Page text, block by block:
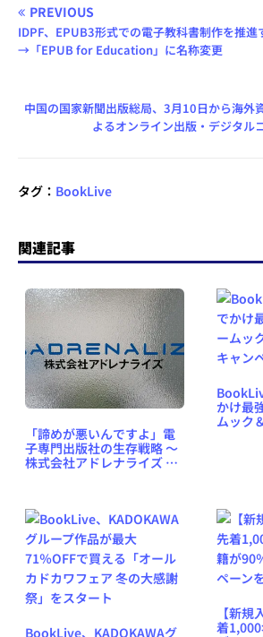
PREVIOUS
IDPF、EPUB3形式での電子教科書制作を推進
→「EPUB for Education」に名称変更
中国の国家新聞出版総局、3月10日から海外
よるオンライン出版・デジタル
タグ： BookLive
関連記事
「諦めが悪いんですよ」電
子専門出版社の生存戦略 ～
株式会社アドレナライズ 代
かけ最
ムック
BookLive、KADOKAWAグ
【新
着